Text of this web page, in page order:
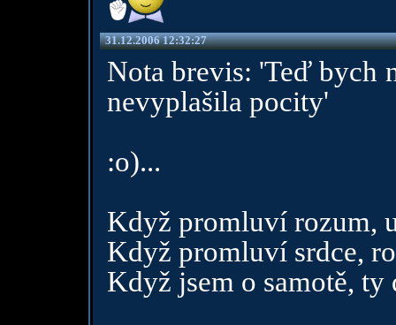
31.12.2006 12:32:27
Nota brevis: 'Teď bych
nevyplašila pocity'
:o)...
Když promluví rozum,
Když promluví srdce,
Když jsem o samotě, ty